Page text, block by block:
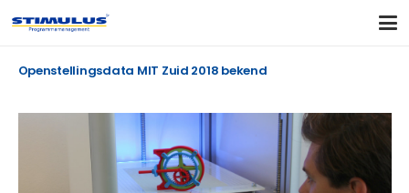
Openstellingsdata MIT Zuid 2018 bekend